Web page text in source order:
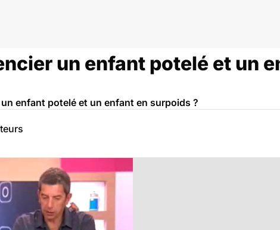
un enfant potelé et un
enfant potelé et un enfant en surpoids ?